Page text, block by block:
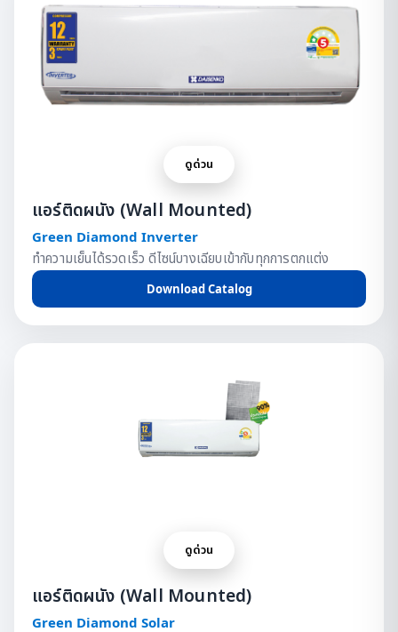
ดูด่วน
แอร์ติดผนัง (Wall Mounted)
Green Diamond Inverter
ทำความเย็นได้รวดเร็ว ดีไซน์บางเฉียบเข้ากับทุกการตกแต่ง
Download Catalog
ดูด่วน
แอร์ติดผนัง (Wall Mounted)
Green Diamond Solar